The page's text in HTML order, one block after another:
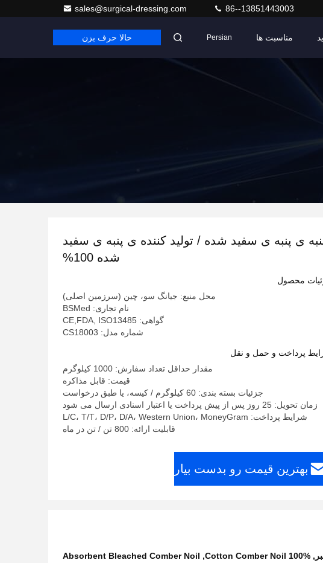
sales@surgical-dressing.com 86--13851443003
مناسبت ها Persian حالا حرف بزن
ی پنبه ی سفید شده / تولید کننده ی پنبه ی سفید
شده 100%
محصول
محل منبع: جیانگ سو، چین (سرزمین اصلی)
نام تجاری: BSMed
گواهی: CE,FDA, ISO13485
شماره مدل: CS18003
پرداخت و حمل و نقل
مقدار حداقل تعداد سفارش: 1000 کیلوگرم
قیمت: قابل مذاکره
جزئیات بسته بندی: 60 کیلوگرم / کیسه، یا طبق درخواست
زمان تحویل: 25 روز پس از پیش پرداخت یا اعتبار اسنادی ارسال می شود
شرایط پرداخت: L/C، T/T، D/P، D/A، Western Union، MoneyGram
قابلیت ارائه: 800 تن / تن در ماه
بهترین قیمت رو بدست بیار
,
100% Cotton Comber Noil
,
Absorbent Bleached Comber Noil